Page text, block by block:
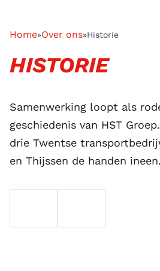
Home»Over ons»Historie
HISTORIE
Samenwerking loopt als
geschiedenis van HST
drie Twentse
en Thijssen de handen